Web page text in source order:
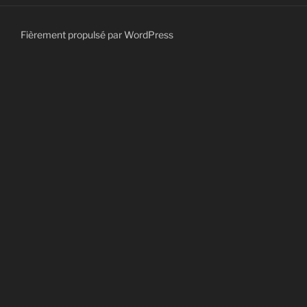
Fièrement propulsé par WordPress